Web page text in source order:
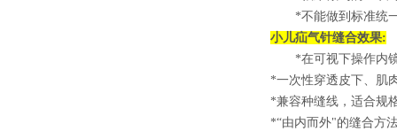
*不能做到标准统
小儿疝气针缝合效果:
*在可视下操作内
*一次性穿透皮下、肌
*兼容种缝线，适合
*“由内而外"的缝合方